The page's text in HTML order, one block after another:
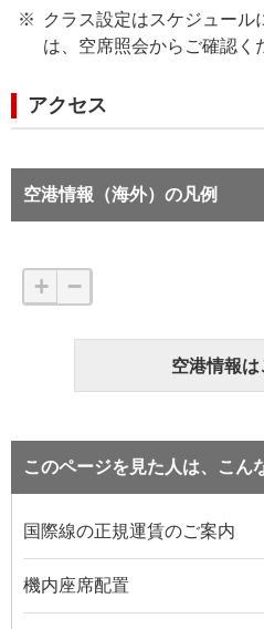
クラス設定はスケジュール
は、空席照会からご確認く
アクセス
空港情報（海外）の凡例
+ −
空港情報は
このページを見た人は、こん
国際線の正規運賃のご案内
機内座席配置